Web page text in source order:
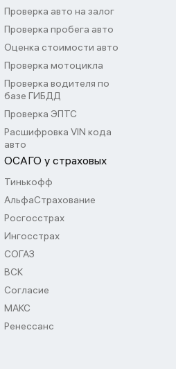
Проверка авто на залог
Проверка пробега авто
Оценка стоимости авто
Проверка мотоцикла
Проверка водителя по
базе ГИБДД
Проверка ЭПТС
Расшифровка VIN кода
авто
ОСАГО у страховых
Тинькофф
АльфаСтрахование
Росгосстрах
Ингосстрах
СОГАЗ
ВСК
Согласие
МАКС
Ренессанс